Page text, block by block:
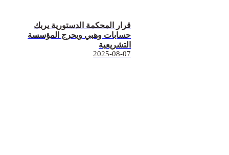
قرار المحكمة الدستورية يربك
حسابات وهبي ويحرج المؤسسة
التشريعية
2025-08-07